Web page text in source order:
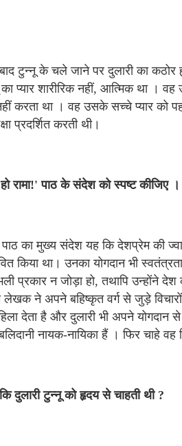
टुन्नू के चले जाने पर दुलारी का
प्यार शारीरिक नहीं, आत्मिक था ।
करता था । वह उसके सच्चे प्यार को
प्रदर्शित करती थी।
रामा!' पाठ के संदेश को स्पष्ट कीजिए ।
!' पाठ का मुख्य संदेश यह कि देशप्रेम की
किया था। उनका योगदान भी
प्रकार न जोड़ा हो, तथापि उन्होंने
ने अपने बहिष्कृत वर्ग से जुड़े
देता है और दुलारी भी अपने
नायक-नायिका हैं । फिर चाहे वह
दुलारी टुन्नू को हृदय से चाहती थी ?